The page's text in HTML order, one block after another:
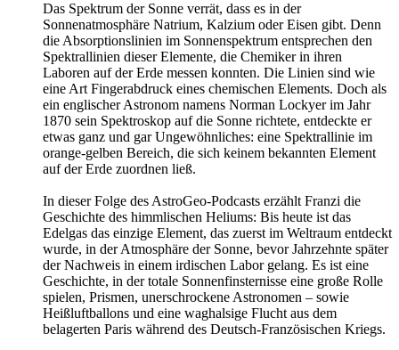
Das Spektrum der Sonne verrät, dass es in der
Sonnenatmosphäre Natrium, Kalzium oder Eisen gibt. Denn
die Absorptionslinien im Sonnenspektrum entsprechen den
Spektrallinien dieser Elemente, die Chemiker in ihren
Laboren auf der Erde messen konnten. Die Linien sind wie
eine Art Fingerabdruck eines chemischen Elements. Doch als
ein englischer Astronom namens Norman Lockyer im Jahr
1870 sein Spektroskop auf die Sonne richtete, entdeckte er
etwas ganz und gar Ungewöhnliches: eine Spektrallinie im
orange-gelben Bereich, die sich keinem bekannten Element
auf der Erde zuordnen ließ.
In dieser Folge des AstroGeo-Podcasts erzählt Franzi die
Geschichte des himmlischen Heliums: Bis heute ist das
Edelgas das einzige Element, das zuerst im Weltraum entdeckt
wurde, in der Atmosphäre der Sonne, bevor Jahrzehnte später
der Nachweis in einem irdischen Labor gelang. Es ist eine
Geschichte, in der totale Sonnenfinsternisse eine große Rolle
spielen, Prismen, unerschrockene Astronomen – sowie
Heißluftballons und eine waghalsige Flucht aus dem
belagerten Paris während des Deutsch-Französischen Kriegs.